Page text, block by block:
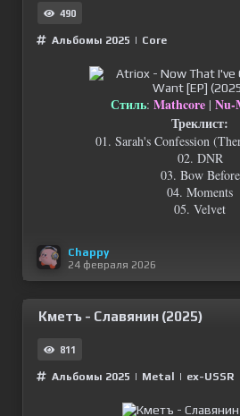
490
Альбомы 2025 | Сore
Стиль: Mathcore | Nu-
Треклист:
01. Sarah's Confession
02. DNR
03. Bow Before
04. Moments
05. Velvet
Chappy
24 февраля 2026
Кметъ - Славянин (2025)
811
Альбомы 2025 | Metal | ex-USSR